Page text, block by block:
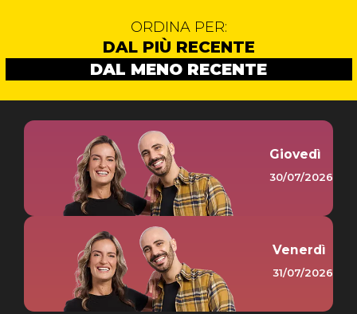
ORDINA PER:
DAL PIÙ RECENTE
DAL MENO RECENTE
Giovedì
30/07/2026
Venerdì
31/07/2026